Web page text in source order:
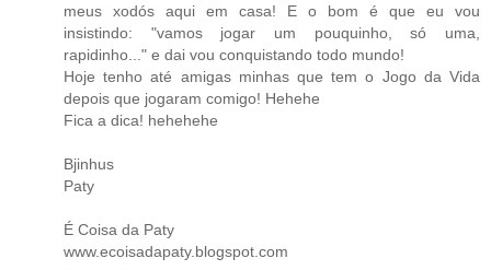
meus xodós aqui em casa! E o bom é que eu vou
insistindo: "vamos jogar um pouquinho, só uma,
rapidinho..." e dai vou conquistando todo mundo!
Hoje tenho até amigas minhas que tem o Jogo da Vida
depois que jogaram comigo! Hehehe
Fica a dica! hehehehe
Bjinhus
Paty
É Coisa da Paty
www.ecoisadapaty.blogspot.com